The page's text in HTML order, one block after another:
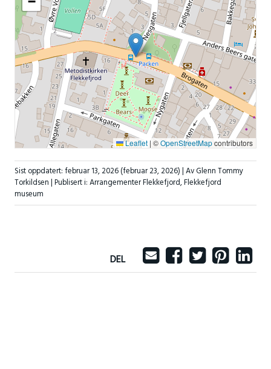
Leaflet | ©OpenStreetMapcontributors
Sist oppdatert:februar 13, 2026(februar 23, 2026)| Av Glenn Tommy
Torkildsen |Publisert i:Arrangementer Flekkefjord,Flekkefjord
museum
DEL